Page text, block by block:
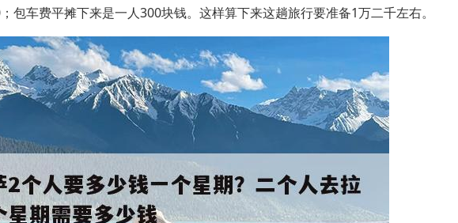
包车费平摊下来是一人300块钱。这样算下来这趟旅行要准备1万二千左右。